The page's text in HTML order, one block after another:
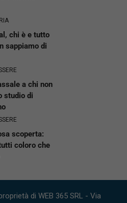
chi è e tutto
sappiamo di
a chi non
studio di
scoperta:
coloro che
di WEB 365 SRL - Via